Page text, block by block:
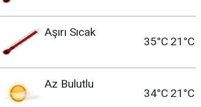
Aşırı Sıcak
35°C 21°C
Az Bulutlu
34°C 21°C